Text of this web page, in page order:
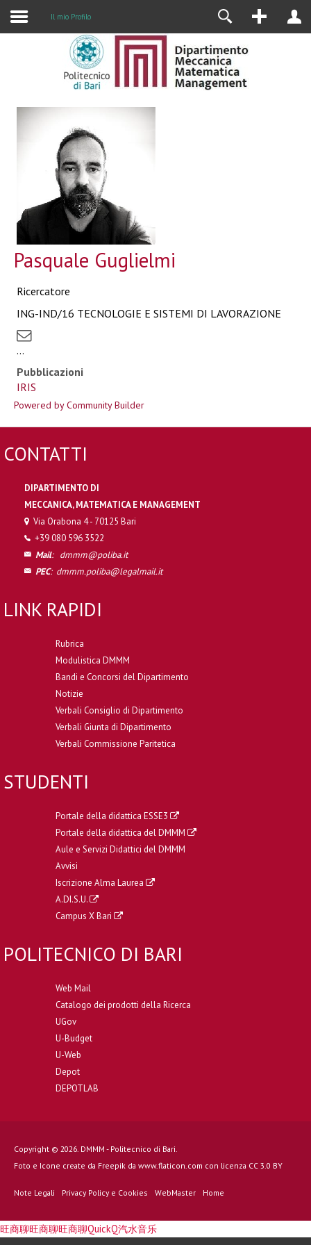
Il mio Profilo
Pasquale Guglielmi
Ricercatore
ING-IND/16 TECNOLOGIE E SISTEMI DI LAVORAZIONE
...
Pubblicazioni
IRIS
Powered by Community Builder
CONTATTI
DIPARTIMENTO DI
MECCANICA, MATEMATICA E MANAGEMENT
Via Orabona 4 - 70125 Bari
+39 080 596 3522
Mail: dmmm@poliba.it
PEC: dmmm.poliba@legalmail.it
LINK RAPIDI
Rubrica
Modulistica DMMM
Bandi e Concorsi del Dipartimento
Notizie
Verbali Consiglio di Dipartimento
Verbali Giunta di Dipartimento
Verbali Commissione Paritetica
STUDENTI
Portale della didattica ESSE3
Portale della didattica del DMMM
Aule e Servizi Didattici del DMMM
Avvisi
Iscrizione Alma Laurea
A.DI.S.U.
Campus X Bari
POLITECNICO DI BARI
Web Mail
Catalogo dei prodotti della Ricerca
UGov
U-Budget
U-Web
Depot
DEPOTLAB
Copyright © 2026. DMMM - Politecnico di Bari.
Foto e Icone create da Freepik da www.flaticon.com con licenza CC 3.0 BY
Note Legali Privacy Policy e Cookies WebMaster Home
旺商聊旺商聊旺商聊QuickQ汽水音乐